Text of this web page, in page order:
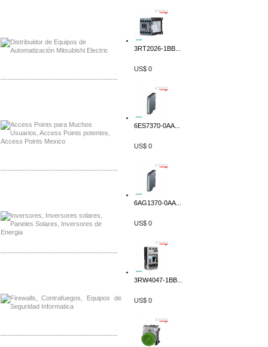
-------------------------------------------------
-------------------------------------------------
-------------------------------------------------
-------------------------------------------------
3RT2026-1BB...
US$ 0
6ES7370-0AA...
US$ 0
6AG1370-0AA...
US$ 0
3RW4047-1BB...
US$ 0